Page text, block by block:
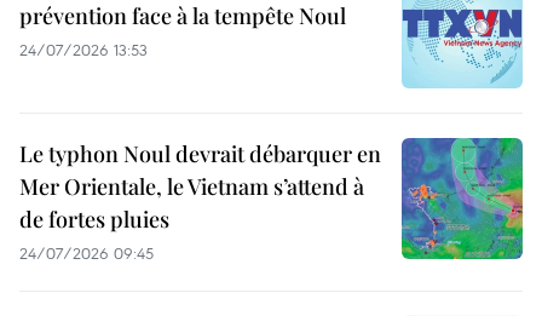
prévention face à la tempête Noul
24/07/2026 13:53
Le typhon Noul devrait débarquer en
Mer Orientale, le Vietnam s’attend à
de fortes pluies
24/07/2026 09:45